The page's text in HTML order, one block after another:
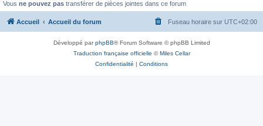
Vous ne pouvez pas transférer de pièces jointes dans ce forum
Accueil Accueil du forum Fuseau horaire sur UTC+02:00
Développé parphpBB® Forum Software © phpBB Limited
Traduction française officielle ©Miles Cellar
Confidentialité | Conditions